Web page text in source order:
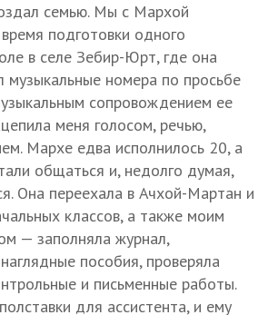
семью. Мы с Мархой
подготовки одного
в селе Зебир-Юрт, где она
музыкальные номера по просьбе
сопровождением ее
меня голосом, речью,
Мархе едва исполнилось 20, а
общаться и, недолго думая,
Она переехала в Ачхой-Мартан и
классов, а также моим
— заполняла журнал,
пособия, проверяла
и письменные работы.
для ассистента, и ему